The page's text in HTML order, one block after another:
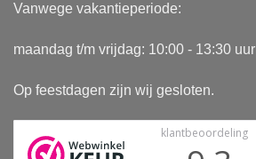
Vanwege vakantieperiode:
maandag t/m vrijdag: 10:00 - 13:30 uur
Op feestdagen zijn wij gesloten.